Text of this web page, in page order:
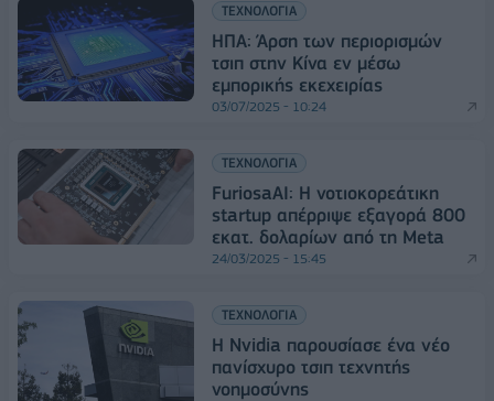
ΤΕΧΝΟΛΟΓΙΑ
ΗΠΑ: Άρση των περιορισμών
τσιπ στην Κίνα εν μέσω
εμπορικής εκεχειρίας
03/07/2025 - 10:24
ΤΕΧΝΟΛΟΓΙΑ
FuriosaAI: Η νοτιοκορεάτικη
startup απέρριψε εξαγορά 800
εκατ. δολαρίων από τη Meta
24/03/2025 - 15:45
ΤΕΧΝΟΛΟΓΙΑ
Η Nvidia παρουσίασε ένα νέο
πανίσχυρο τσιπ τεχνητής
νοημοσύνης